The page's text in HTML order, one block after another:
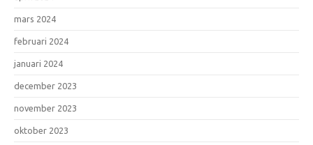
mars 2024
februari 2024
januari 2024
december 2023
november 2023
oktober 2023